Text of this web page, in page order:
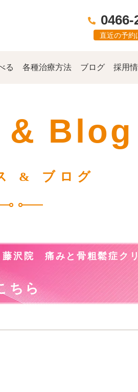
0466-
直近の予約
る 各種治療方法 ブログ 採用
& Blog
& ブログ
沢院 痛みと骨粗鬆症クリ
ちら